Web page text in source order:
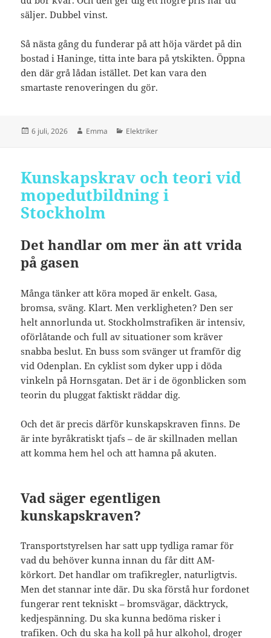
säljer. Dubbel vinst.
Så nästa gång du funderar på att höja värdet på din
bostad i Haninge, titta inte bara på ytskikten. Öppna
den där grå lådan istället. Det kan vara den
smartaste renoveringen du gör.
Postat
6 juli, 2026 Författare
Emma Kategorier
Elektriker
Kunskapskrav och teori vid
mopedutbildning i
Stockholm
Det handlar om mer än att vrida
på gasen
Många tänker att köra moped är enkelt. Gasa,
bromsa, sväng. Klart. Men verkligheten? Den ser
helt annorlunda ut. Stockholmstrafiken är intensiv,
oförlåtande och full av situationer som kräver
snabba beslut. En buss som svänger ut framför dig
vid Odenplan. En cyklist som dyker upp i döda
vinkeln på Hornsgatan. Det är i de ögonblicken som
teorin du pluggat faktiskt räddar dig.
Och det är precis därför kunskapskraven finns. De
är inte byråkratiskt tjafs – de är skillnaden mellan
att komma hem hel och att hamna på akuten.
Vad säger egentligen
kunskapskraven?
Transportstyrelsen har satt upp tydliga ramar för
vad du behöver kunna innan du får ditt AM-
körkort. Det handlar om trafikregler, naturligtvis.
Men det stannar inte där. Du ska förstå hur fordonet
fungerar rent tekniskt – bromsvägar, däcktryck,
kedjespänning. Du ska kunna bedöma risker i
trafiken. Och du ska ha koll på hur alkohol, droger